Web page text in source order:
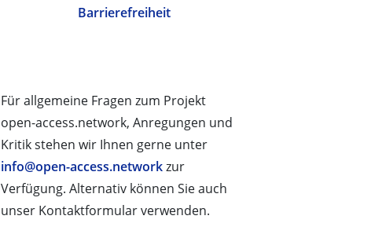
Barrierefreiheit
Für allgemeine Fragen zum Projekt
open-access.network, Anregungen und
Kritik stehen wir Ihnen gerne unter
info@open-access.networkzur
Verfügung. Alternativ können Sie auch
unser Kontaktformular verwenden.